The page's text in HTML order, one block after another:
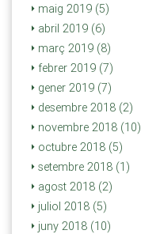
maig 2019 (5)
abril 2019 (6)
març 2019 (8)
febrer 2019 (7)
gener 2019 (7)
desembre 2018 (2)
novembre 2018 (10)
octubre 2018 (5)
setembre 2018 (1)
agost 2018 (2)
juliol 2018 (5)
juny 2018 (10)